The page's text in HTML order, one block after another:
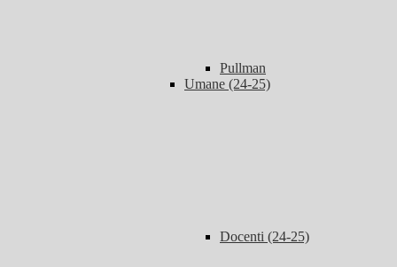
Pullman
Umane (24-25)
Docenti (24-25)